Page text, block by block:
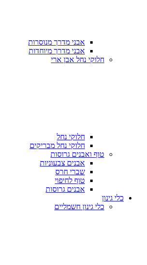
אבני מדרך מנוסרות
אבני מדרך מיוחדות
חלוקי נחל אבן ארי
חלוקי נחל
חלוקי נחל מבריקים
טוף ואבנים גרוסות
אבנים צבעוניות
שברי חרס
טוף לחיפוי
אבנים גרוסות
כלי גינון
כלי גינון חשמליים